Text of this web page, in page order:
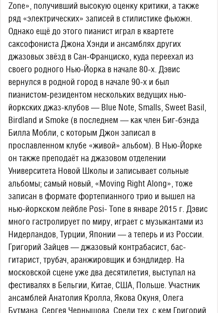
Zone», получивший высокую оценку критики, а также
ряд «электрических» записей в стилистике фьюжн.
Однако ещё до этого пианист играл в квартете
саксофониста Джона Хэнди и ансамблях других
джазовых звёзд в Сан-Франциско, куда переехал из
своего родного Нью-Йорка в начале 80-х. Дэвис
вернулся в родной город в начале 90-х и был
пианистом-резидентом нескольких ведущих нью-
йоркских джаз-клубов — Blue Note, Smalls, Sweet Basil,
Birdland и Smoke (в последнем — как член Биг-бэнда
Билла Мобли, с которым Джон записал в
прославленном клубе «живой» альбом). В Нью-Йорке
он также преподаёт на джазовом отделении
Университета Новой Школы и записывает сольные
альбомы; самый новый, «Moving Right Along», тоже
записан в формате фортепианного трио и вышел на
нью-йоркском лейбле Posi- Tone в январе 2015 г. Дэвис
много гастролирует по миру, играет с музыкантами из
Нидерландов, Турции, Японии — а теперь и из России.
Григорий Зайцев — джазовый контрабасист, бас-
гитарист, трубач, аранжировщик и бэндлидер. На
московской сцене уже два десятилетия, выступал на
фестивалях в Бельгии, Китае, США, Польше. Участник
ансамблей Анатолия Кролла, Якова Окуня, Олега
Бутмана, Сергея Чернышова. Среди тех, с кем Григорий